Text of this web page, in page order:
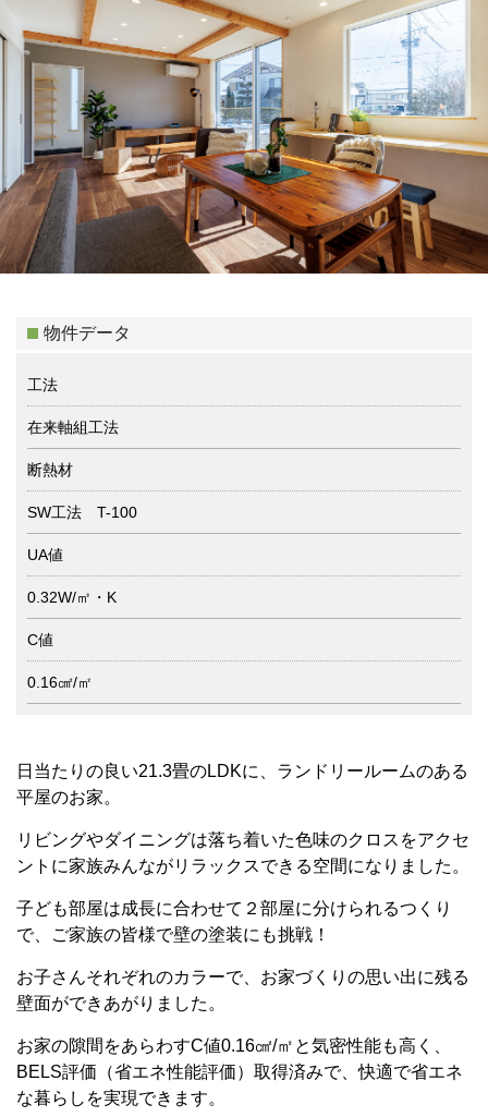
物件データ
工法
在来軸組工法
断熱材
SW工法 T-100
UA値
0.32W/㎡・K
C値
0.16㎠/㎡
日当たりの良い21.3畳のLDKに、ランドリールームのある
平屋のお家。
リビングやダイニングは落ち着いた色味のクロスをアクセ
ントに家族みんながリラックスできる空間になりました。
子ども部屋は成長に合わせて２部屋に分けられるつくり
で、ご家族の皆様で壁の塗装にも挑戦！
お子さんそれぞれのカラーで、お家づくりの思い出に残る
壁面ができあがりました。
お家の隙間をあらわすC値0.16㎠/㎡と気密性能も高く、
BELS評価（省エネ性能評価）取得済みで、快適で省エネ
な暮らしを実現できます。